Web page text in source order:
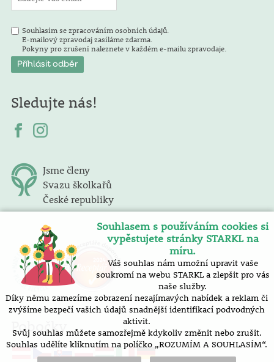
Souhlasím se zpracováním osobních údajů.
E-mailový zpravodaj zasíláme zdarma.
Pokyny pro zrušení naleznete v každém e-mailu zpravodaje.
Sledujte nás!
Jsme členy
Svazu školkařů
České republiky
Pobočky
Souhlasem s používáním cookies si
vypěstujete stránky STARKL na
míru.
Váš souhlas nám umožní upravit vaše
soukromí na webu STARKL a zlepšit pro vás
naše služby.
Díky němu zamezíme zobrazení nezajímavých nabídek a reklam či
zvýšíme bezpečí vašich údajů snadnější identifikací podvodných
aktivit.
Svůj souhlas můžete samozřejmě kdykoliv změnit nebo zrušit.
Souhlas udělíte kliknutím na políčko „ROZUMÍM A SOUHLASÍM“.